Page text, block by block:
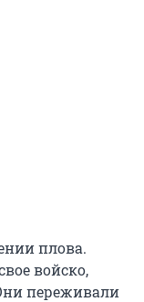
плова.
войско,
переживали